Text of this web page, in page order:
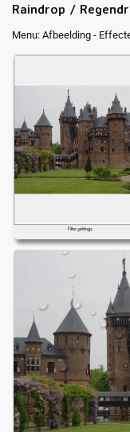
Raindrop /
Menu: Afbeelding -